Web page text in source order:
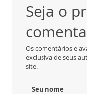
Seja o
Os comentários e
exclusiva de seus
site.
Seu nome